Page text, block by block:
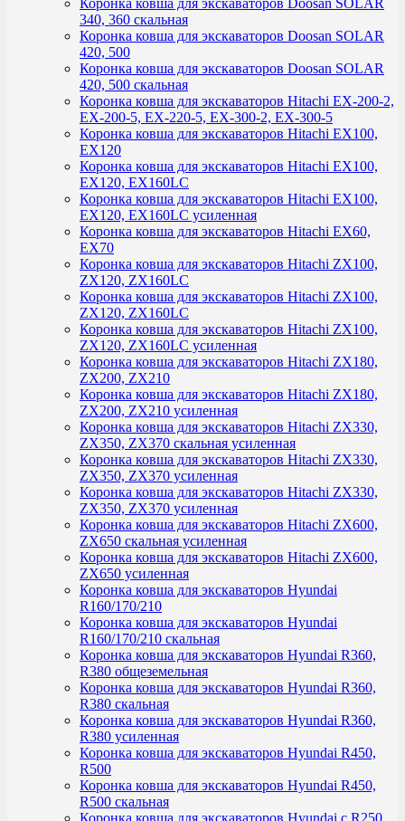
Коронка ковша для экскаваторов Doosan SOLAR
340, 360 скальная
Коронка ковша для экскаваторов Doosan SOLAR
420, 500
Коронка ковша для экскаваторов Doosan SOLAR
420, 500 скальная
Коронка ковша для экскаваторов Hitachi EX-200-2,
EX-200-5, EX-220-5, EX-300-2, EX-300-5
Коронка ковша для экскаваторов Hitachi EX100,
EX120
Коронка ковша для экскаваторов Hitachi EX100,
EX120, EX160LC
Коронка ковша для экскаваторов Hitachi EX100,
EX120, EX160LC усиленная
Коронка ковша для экскаваторов Hitachi EX60,
EX70
Коронка ковша для экскаваторов Hitachi ZX100,
ZX120, ZX160LC
Коронка ковша для экскаваторов Hitachi ZX100,
ZX120, ZX160LC
Коронка ковша для экскаваторов Hitachi ZX100,
ZX120, ZX160LC усиленная
Коронка ковша для экскаваторов Hitachi ZX180,
ZX200, ZX210
Коронка ковша для экскаваторов Hitachi ZX180,
ZX200, ZX210 усиленная
Коронка ковша для экскаваторов Hitachi ZX330,
ZX350, ZX370 скальная усиленная
Коронка ковша для экскаваторов Hitachi ZX330,
ZX350, ZX370 усиленная
Коронка ковша для экскаваторов Hitachi ZX330,
ZX350, ZX370 усиленная
Коронка ковша для экскаваторов Hitachi ZX600,
ZX650 скальная усиленная
Коронка ковша для экскаваторов Hitachi ZX600,
ZX650 усиленная
Коронка ковша для экскаваторов Hyundai
R160/170/210
Коронка ковша для экскаваторов Hyundai
R160/170/210 скальная
Коронка ковша для экскаваторов Hyundai R360,
R380 общеземельная
Коронка ковша для экскаваторов Hyundai R360,
R380 скальная
Коронка ковша для экскаваторов Hyundai R360,
R380 усиленная
Коронка ковша для экскаваторов Hyundai R450,
R500
Коронка ковша для экскаваторов Hyundai R450,
R500 скальная
Коронка ковша для экскаваторов Hyundai с R250